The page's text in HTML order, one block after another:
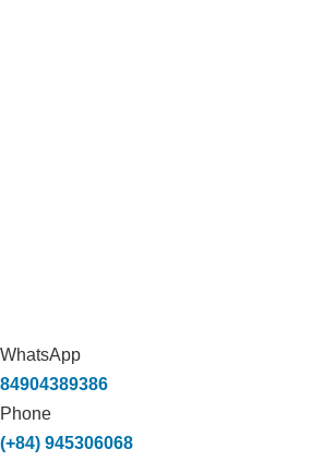
WhatsApp
84904389386
Phone
(+84) 945306068